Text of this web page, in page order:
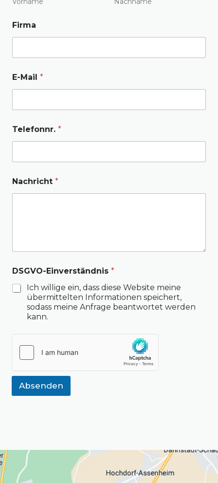
Firma
E-Mail *
Telefonnr. *
Nachricht *
DSGVO-Einverständnis *
Ich willige ein, dass diese Website meine
übermittelten Informationen speichert,
sodass meine Anfrage beantwortet werden
kann.
Absenden